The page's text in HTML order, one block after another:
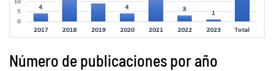
Número de publicaciones por año